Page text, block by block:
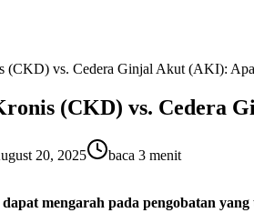
(CKD) vs. Cedera Ginjal Akut (AKI):
(CKD) vs. Cedera
20, 2025 baca 3 menit
mengarah pada pengobatan